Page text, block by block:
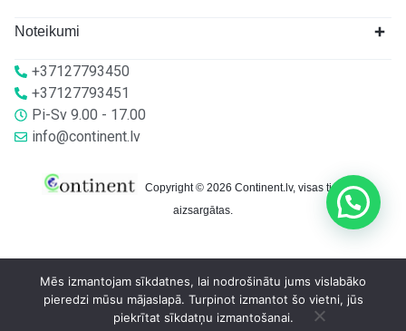
Noteikumi
+37127793450
+37127793451
Pi-Sv 9.00 - 17.00
info@continent.lv
Copyright © 2026 Continent.lv, visas tiesības
aizsargātas.
Mēs izmantojam sīkdatnes, lai nodrošinātu jums vislabāko
pieredzi mūsu mājaslapā. Turpinot izmantot šo vietni, jūs
piekrītat sīkdatņu izmantošanai.